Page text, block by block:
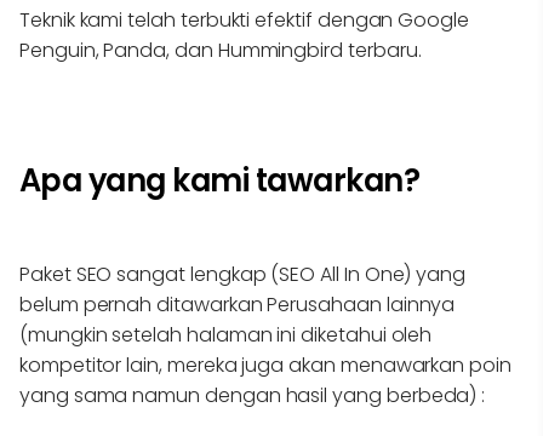
Teknik kami telah terbukti efektif dengan Google
Penguin, Panda, dan Hummingbird terbaru.
Apa yang kami tawarkan?
Paket SEO sangat lengkap (SEO All In One) yang
belum pernah ditawarkan Perusahaan lainnya
(mungkin setelah halaman ini diketahui oleh
kompetitor lain, mereka juga akan menawarkan poin
yang sama namun dengan hasil yang berbeda) :